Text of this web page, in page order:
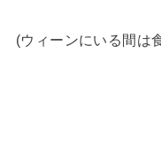
(ウィーンにいる間は